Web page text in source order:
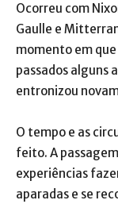
Ocorreu com
Gaulle e
momento em que
passados alguns
entronizou
O tempo e as
feito. A
experiências
aparadas e se